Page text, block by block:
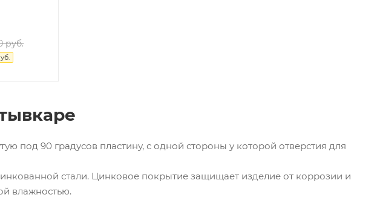
руб.
под 90 градусов пластину, с одной стороны у которой отверстия для
стали. Цинковое покрытие защищает изделие от коррозии и
влажностью.